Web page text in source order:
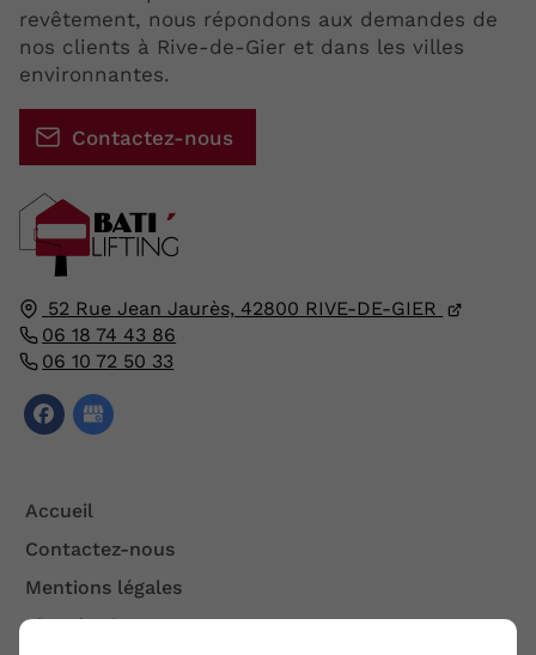
52 Rue Jean Jaurès, 42800 RIVE-DE-GIER
06 18 74 43 86
06 10 72 50 33
Accueil
Contactez-nous
Mentions légales
Plan du site
revêtement, nous répondons aux demandes de
nos clients à Rive-de-Gier et dans les villes
environnantes.
Contactez-nous